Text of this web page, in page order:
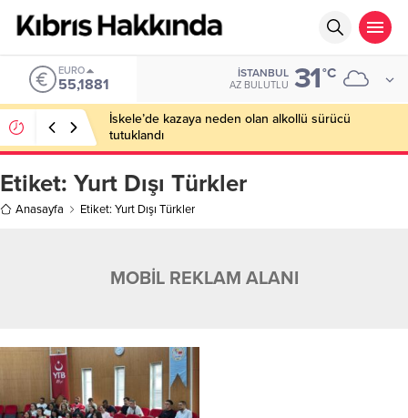
EURO
55,1881
İSTANBUL
AZ BULUTLU 31°C
İskele’de kazaya neden olan alkollü sürücü
tutuklandı
Etiket: Yurt Dışı Türkler
Anasayfa Etiket: Yurt Dışı Türkler
MOBİL REKLAM ALANI